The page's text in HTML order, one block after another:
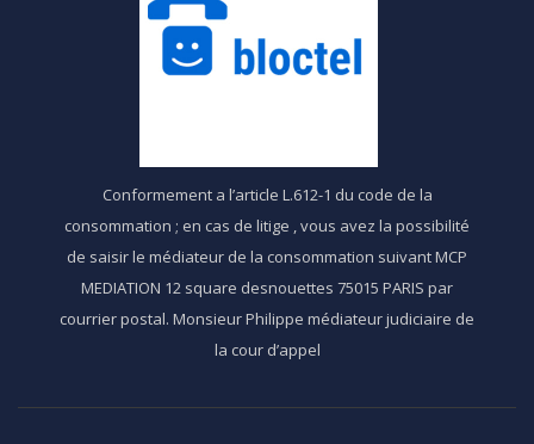
Conformement a l’article L.612-1 du code de la
consommation ; en cas de litige , vous avez la possibilité
de saisir le médiateur de la consommation suivant MCP
MEDIATION 12 square desnouettes 75015 PARIS par
courrier postal. Monsieur Philippe médiateur judiciaire de
la cour d’appel